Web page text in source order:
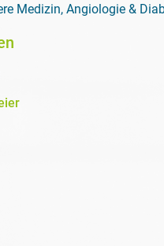
Medizin, Angiologie &